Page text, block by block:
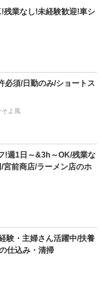
残業なし!未経験歓迎!車シ
必須/日勤のみ/ショートス
よ風
!週1日～&3h～OK/残業な
宮前商店/ラーメン店のホ
験・主婦さん活躍中/扶養
仕込み・清掃